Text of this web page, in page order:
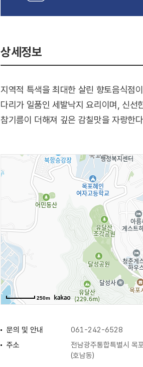
상세정보
지역적 특색을 최대한 살린 향토음식점
다리가 일품인 세발낙지 요리이며, 신
참기름이 더해져 깊은 감칠맛을 자랑한
250m
문의 및 안내 061-242-6528
주소
전남광주통합특별시
(호남동)